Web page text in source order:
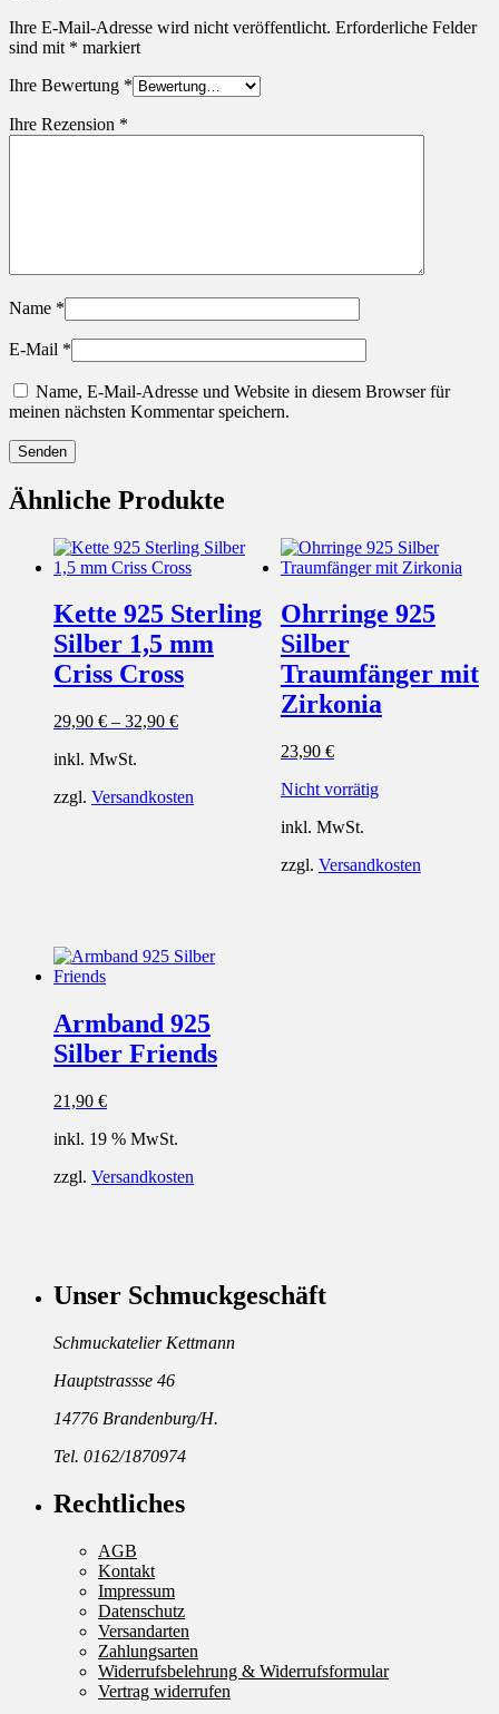
Ihre E-Mail-Adresse wird nicht veröffentlicht. Erforderliche Felder
sind mit * markiert
Ihre Bewertung *
Ihre Rezension *
Name *
E-Mail *
Name, E-Mail-Adresse und Website in diesem Browser für
meinen nächsten Kommentar speichern.
Ähnliche Produkte
Kette 925 Sterling
Silber 1,5 mm
Criss Cross
29,90 € – 32,90 €
inkl. MwSt.
zzgl. Versandkosten
Ohrringe 925
Silber
Traumfänger mit
Zirkonia
23,90 €
Nicht vorrätig
inkl. MwSt.
zzgl. Versandkosten
Armband 925
Silber Friends
21,90 €
inkl. 19 % MwSt.
zzgl. Versandkosten
Unser Schmuckgeschäft
Schmuckatelier Kettmann
Hauptstrassse 46
14776 Brandenburg/H.
Tel. 0162/1870974
Rechtliches
AGB
Kontakt
Impressum
Datenschutz
Versandarten
Zahlungsarten
Widerrufsbelehrung & Widerrufsformular
Vertrag widerrufen